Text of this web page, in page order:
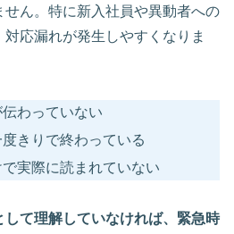
ん。特に新入社員や異動者への
応漏れが発生しやすくなりま
わっていない
きりで終わっている
実際に読まれていない
て理解していなければ、緊急時